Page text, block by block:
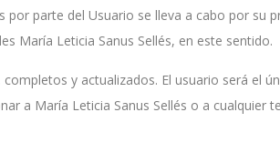
parte del Usuario se lleva a cabo por su
María Leticia Sanus Sellés, en este sentido.
y actualizados. El usuario será el
a María Leticia Sanus Sellés o a cualquier